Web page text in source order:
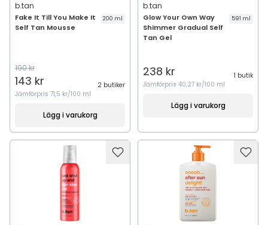
b.tan
Fake It Till You Make It
Self Tan Mousse
200 ml
190 kr
143 kr
2 butiker
Jämförpris 71,5 kr/100 ml
Lägg i varukorg
b.tan
Glow Your Own Way
Shimmer Gradual Self
Tan Gel
591 ml
238 kr
1 butik
Jämförpris 40,27 kr/100 ml
Lägg i varukorg